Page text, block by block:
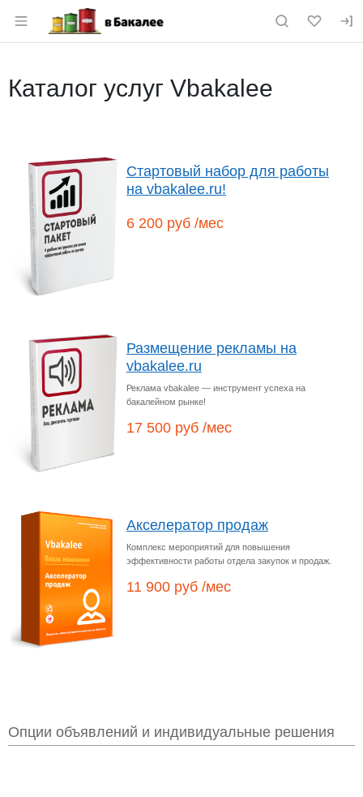
Раздел навигации по сайту vbakalee.ru
Каталог услуг Vbakalee
Стартовый набор для работы
на vbakalee.ru!
6 200 руб /мес
Размещение рекламы на
vbakalee.ru
Реклама vbakalee — инструмент успеха на
бакалейном рынке!
17 500 руб /мес
Акселератор продаж
Комплекс мероприятий для повышения
эффективности работы отдела закупок и продаж.
11 900 руб /мес
Опции объявлений и индивидуальные решения